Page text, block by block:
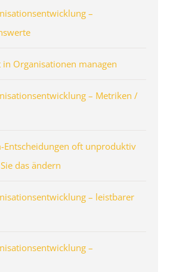
–
in Organisationen managen
– Metriken /
Entscheidungen oft unproduktiv
das ändern
– leistbarer
–